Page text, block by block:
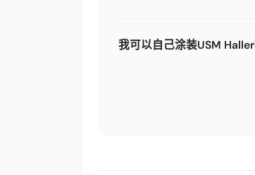
橙、宝石红、USM棕、USM
我可以自己涂装USM Haller